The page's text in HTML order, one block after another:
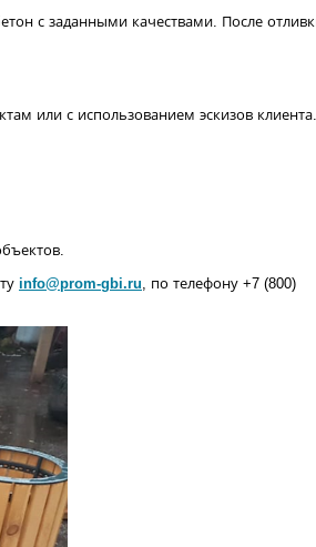
с заданными качествами. После
или с использованием эскизов клиента.
info@prom-gbi.ru, по телефону +7 (800)